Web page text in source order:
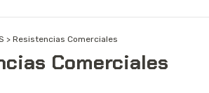
> Resistencias Comerciales
Comerciales